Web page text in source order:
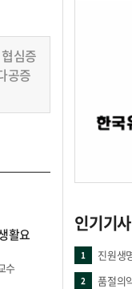
협심증
공증
활요
수
인기기사
1
2